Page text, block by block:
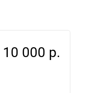
10 000 р.